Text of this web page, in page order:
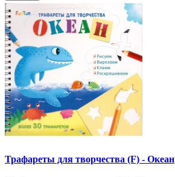
Трафареты для творчества (F) - Океан